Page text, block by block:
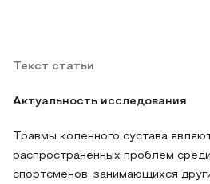
Текст статьи
Актуальность исследования
Травмы коленного сустава
распространённых проблем
спортсменов, занимающихся